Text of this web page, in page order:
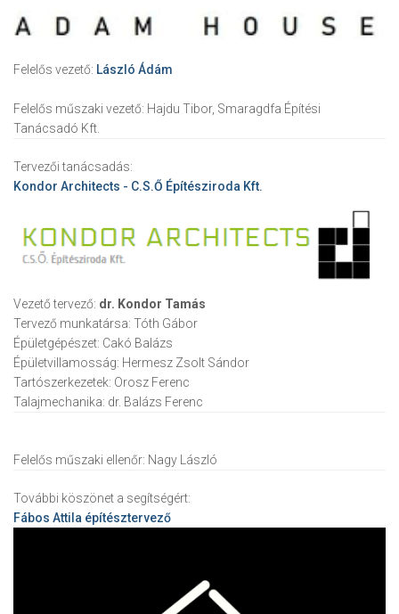
Felelős vezető: László Ádám
Felelős műszaki vezető: Hajdu Tibor, Smaragdfa Építési
Tanácsadó Kft.
Tervezői tanácsadás:
Kondor Architects - C.S.Ő Építésziroda Kft.
Vezető tervező: dr. Kondor Tamás
Tervező munkatársa: Tóth Gábor
Épületgépészet: Cakó Balázs
Épületvillamosság: Hermesz Zsolt Sándor
Tartószerkezetek: Orosz Ferenc
Talajmechanika: dr. Balázs Ferenc
Felelős műszaki ellenőr: Nagy László
További köszönet a segítségért:
Fábos Attila építésztervező